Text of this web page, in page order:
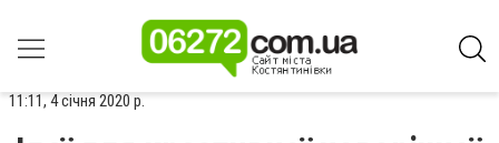
11:11, 4 січня 2020 р.